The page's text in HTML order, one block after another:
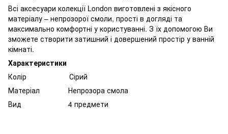
Всі аксесуари колекції London виготовлені з якісного
матеріалу – непрозорої смоли, прості в догляді та
максимально комфортні у користуванні. З їх допомогою Ви
зможете створити затишний і довершений простір у ванній
кімнаті.
Характеристики
Колір Сірий
Матеріал Непрозора смола
Вид 4 предмети